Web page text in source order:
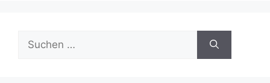
nach: